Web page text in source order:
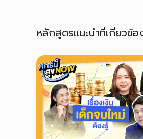
หลักสูตรแนะนำที่เกี่ยวข้อ